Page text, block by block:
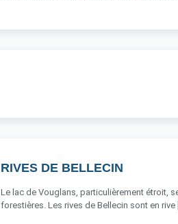
RIVES DE BELLECIN
Le lac de Vouglans, particulièrement étroit,
forestières. Les rives de Bellecin sont en rive